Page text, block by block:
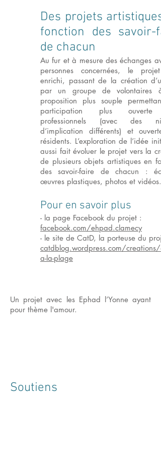
Des projets artistiques
fonction des savoir-
de chacun
Au fur et à mesure des échanges
personnes concernées, le projet
enrichi, passant de la création
par un groupe de volontaires
proposition plus souple
participation plus ouverte
professionnels (avec des
d’implication différents) et
résidents. L’exploration de l’idée
aussi fait évoluer le projet vers la
de plusieurs objets artistiques en
des savoir-faire de chacun :
œuvres plastiques, photos et vidéos.
Pour en savoir plus
- la page Facebook du projet :
facebook.com/ehpad.clamecy
- le site de CatD, la porteuse du
catdblog.wordpress.com/creations/
a-la-plage
Un projet avec les Ephad l’Yonne ayant
pour thème l'amour.
Soutiens